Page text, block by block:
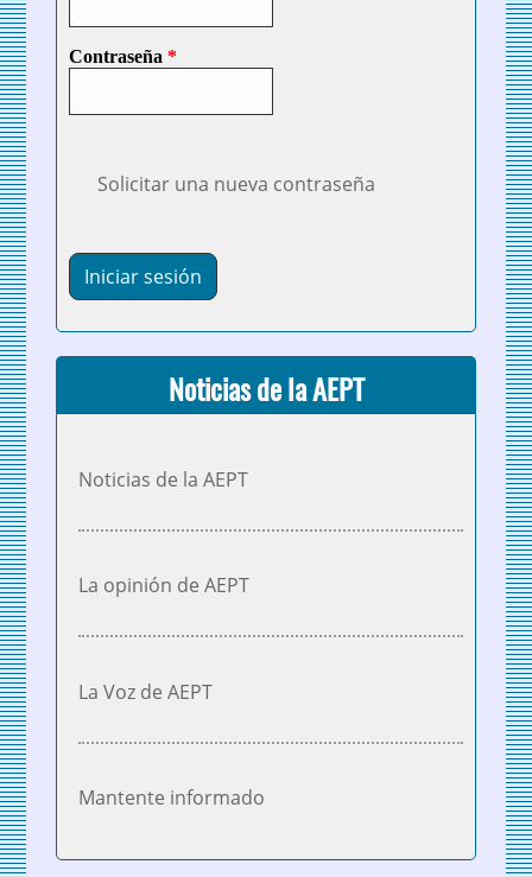
Contraseña *
Solicitar una nueva contraseña
Noticias de la AEPT
Noticias de la AEPT
La opinión de AEPT
La Voz de AEPT
Mantente informado